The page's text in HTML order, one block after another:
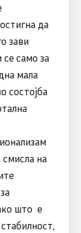
да
зави
само за
мала
состојба
на
што е